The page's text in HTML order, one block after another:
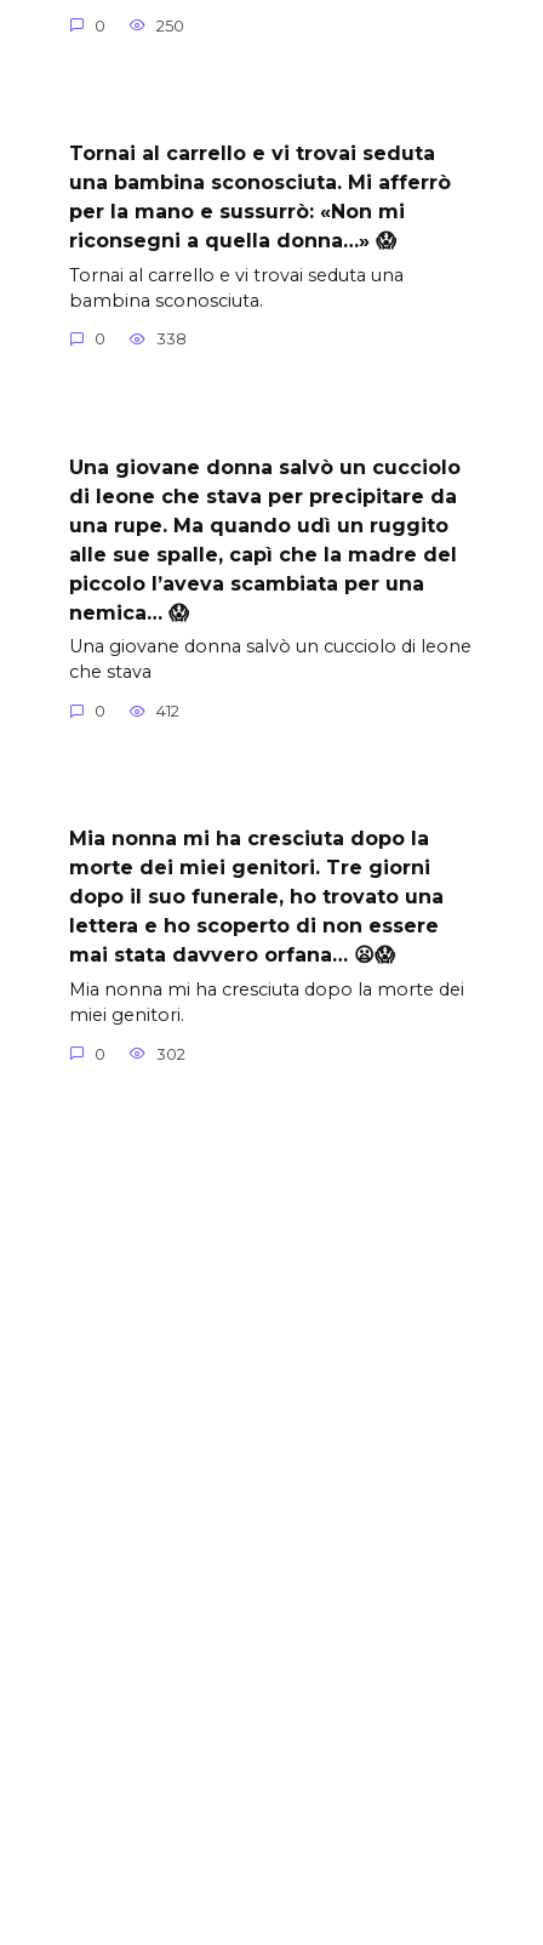
0 250
Tornai al carrello e vi trovai seduta
una bambina sconosciuta. Mi afferrò
per la mano e sussurrò: «Non mi
riconsegni a quella donna…» 😱
Tornai al carrello e vi trovai seduta una
bambina sconosciuta.
0 338
Una giovane donna salvò un cucciolo
di leone che stava per precipitare da
una rupe. Ma quando udì un ruggito
alle sue spalle, capì che la madre del
piccolo l’aveva scambiata per una
nemica… 😱
Una giovane donna salvò un cucciolo di leone
che stava
0 412
Mia nonna mi ha cresciuta dopo la
morte dei miei genitori. Tre giorni
dopo il suo funerale, ho trovato una
lettera e ho scoperto di non essere
mai stata davvero orfana… 😦😱
Mia nonna mi ha cresciuta dopo la morte dei
miei genitori.
0 302